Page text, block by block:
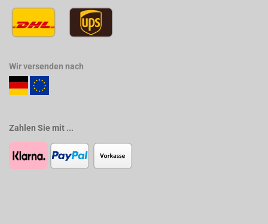
Wir versenden nach
Zahlen Sie mit ...